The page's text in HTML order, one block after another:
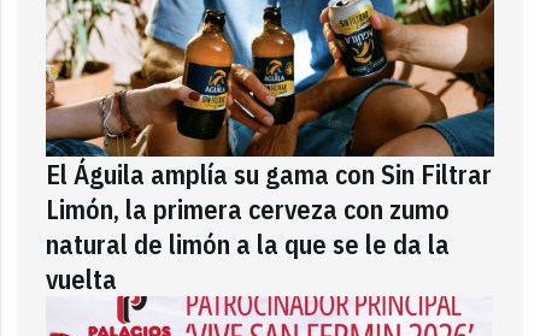
El Águila amplía su gama con Sin Filtrar
Limón, la primera cerveza con zumo
natural de limón a la que se le da la
vuelta